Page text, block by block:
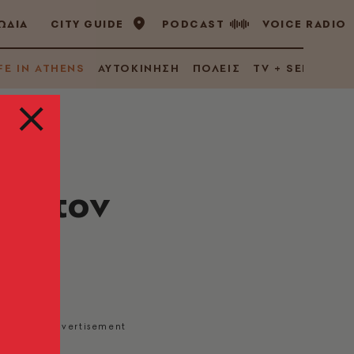
CITY GUIDE PODCAST VOICE RADIO
IN ATHENS ΑΥΤΟΚΙΝΗΣΗ ΠΟΛΕΙΣ TV + SERIES
τον